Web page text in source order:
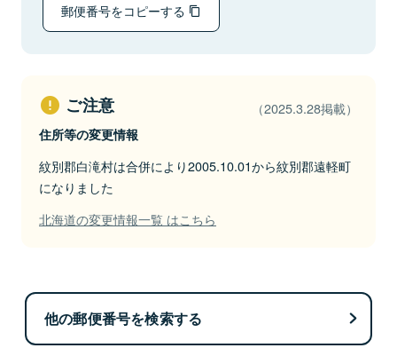
郵便番号をコピーする
ご注意 （2025.3.28掲載）
住所等の変更情報
紋別郡白滝村は合併により2005.10.01から紋別郡遠軽町
になりました
北海道の変更情報一覧 はこちら
他の郵便番号を検索する